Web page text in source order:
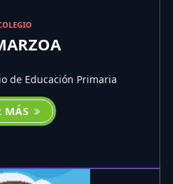
de Educación Primaria
MÁS